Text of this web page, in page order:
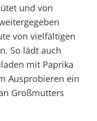
und von
von vielfältigen
So lädt auch
mit Paprika
Ausprobieren ein
Großmutters